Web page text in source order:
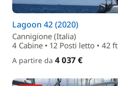
Lagoon 42 (2020)
Cannigione (Italia)
4 Cabine • 12 Posti letto • 42 ft
A partire da 4 037 €